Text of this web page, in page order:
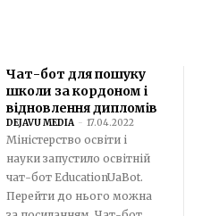
Чат-бот для пошуку
школи за кордоном і
відновлення дипломів
DEJAVU MEDIA - 17.04.2022
Міністерство освіти і
науки запустило освітній
чат-бот EducationUaBot.
Перейти до нього можна